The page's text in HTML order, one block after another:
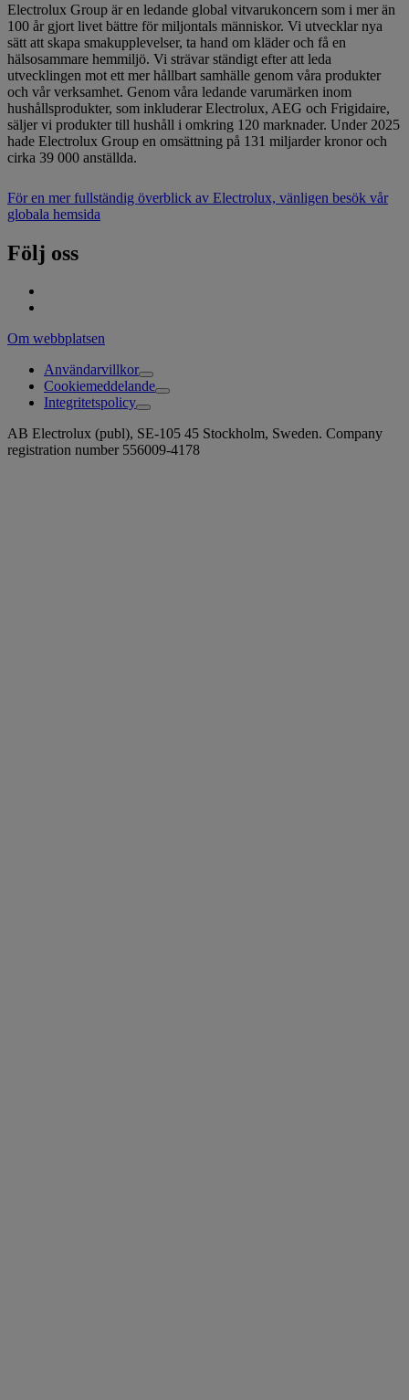
Electrolux Group är en ledande global vitvarukoncern som i mer än
100 år gjort livet bättre för miljontals människor. Vi utvecklar nya
sätt att skapa smakupplevelser, ta hand om kläder och få en
hälsosammare hemmiljö. Vi strävar ständigt efter att leda
utvecklingen mot ett mer hållbart samhälle genom våra produkter
och vår verksamhet. Genom våra ledande varumärken inom
hushållsprodukter, som inkluderar Electrolux, AEG och Frigidaire,
säljer vi produkter till hushåll i omkring 120 marknader. Under 2025
hade Electrolux Group en omsättning på 131 miljarder kronor och
cirka 39 000 anställda.
För en mer fullständig överblick av Electrolux, vänligen besök vår
globala hemsida
Följ oss
Om webbplatsen
Användarvillkor
Cookiemeddelande
Integritetspolicy
AB Electrolux (publ), SE-105 45 Stockholm, Sweden. Company
registration number 556009-4178